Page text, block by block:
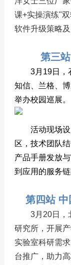
课+实操演练"
软件升级策略
第三
3月19日，
知信、兰格、
举办校园巡展。
活动现场
区，技术团队
产品手册发放
到应用的服务链
第四站 中
3月20日，
研究所，开展
实验室科研需
台推广，助力